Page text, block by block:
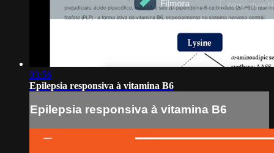
03:56
Epilepsia responsiva à vitamina B6
Epilepsia responsiva à vitamina B6